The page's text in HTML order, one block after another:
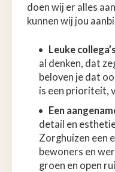
doen wij er alles
kunnen wij jou
Leuke
al denken, dat
beloven je dat
is een prioriteit,
Een
detail en
Zorghuizen een
bewoners en
groen en open